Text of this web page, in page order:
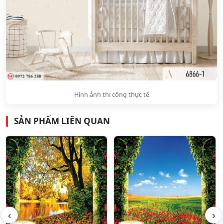
Hình ảnh thi công thực tế
SẢN PHẨM LIÊN QUAN
‹ ›